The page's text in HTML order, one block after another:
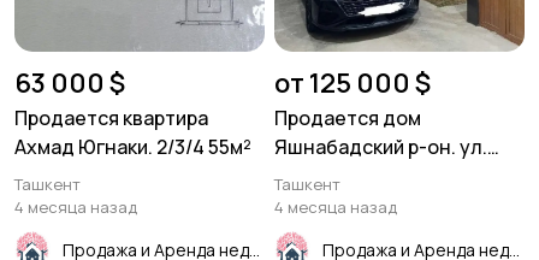
63 000 $
Продается квартира
Ахмад Югнаки. 2/3/4 55м²
Ташкент
4 месяца назад
от 125 000 $
Продается дом
Яшнабадский р-он. ул.
Джакурганская. 2,5 соток.
2 уровня.
Ташкент
4 месяца назад